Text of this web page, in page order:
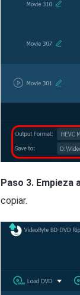
Paso 3. Empieza
copiar.